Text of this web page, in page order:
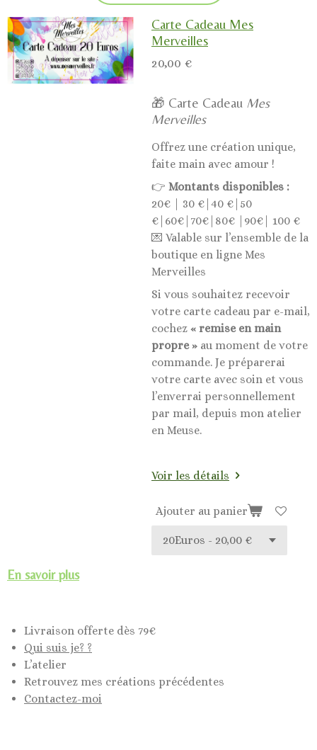
Carte Cadeau Mes
Merveilles
20,00 €
🎁 Carte Cadeau Mes
Merveilles
Offrez une création unique,
faite main avec amour !
👉 Montants disponibles :
20€ | 30 €|40 €|50
€|60€|70€|80€ |90€| 100 €
💌 Valable sur l’ensemble de la
boutique en ligne Mes
Merveilles
Si vous souhaitez recevoir
votre carte cadeau par e-mail,
cochez « remise en main
propre » au moment de votre
commande. Je préparerai
votre carte avec soin et vous
l’enverrai personnellement
par mail, depuis mon atelier
en Meuse.
Voir les détails
Ajouter au panier
En savoir plus
Livraison offerte dès 79€
Qui suis je? ?
L’atelier
Retrouvez mes créations précédentes
Contactez-moi